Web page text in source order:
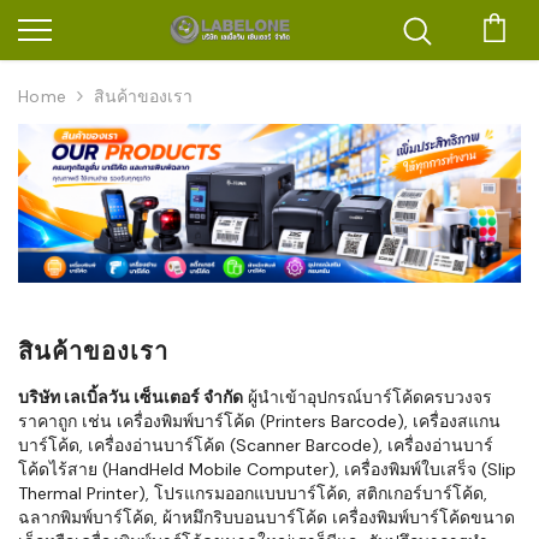
Home สินค้าของเรา
สินค้าของเรา
บริษัท เลเบิ้ลวัน เซ็นเตอร์ จำกัด ผู้นำเข้าอุปกรณ์บาร์โค้ดครบวงจร
ราคาถูก เช่น เครื่องพิมพ์บาร์โค้ด (Printers Barcode), เครื่องสแกน
บาร์โค้ด, เครื่องอ่านบาร์โค้ด (Scanner Barcode), เครื่องอ่านบาร์
โค้ดไร้สาย (HandHeld Mobile Computer), เครื่องพิมพ์ใบเสร็จ (Slip
Thermal Printer), โปรแกรมออกแบบบาร์โค้ด, สติกเกอร์บาร์โค้ด,
ฉลากพิมพ์บาร์โค้ด, ผ้าหมึกริบบอนบาร์โค้ด เครื่องพิมพ์บาร์โค้ดขนาด